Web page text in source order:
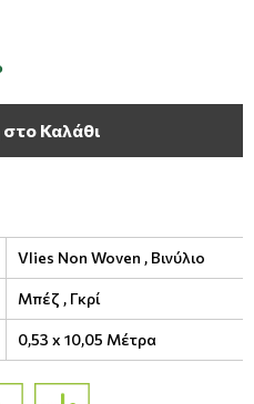
Καλάθι
Vlies Non Woven , Βινύλιο
Μπέζ , Γκρί
0,53 x 10,05 Μέτρα